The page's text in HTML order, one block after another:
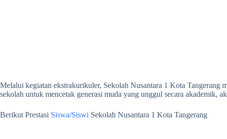
Melalui kegiatan ekstrakurikuler, Sekolah Nusantara 1 Kota Tangerang
sekolah untuk mencetak generasi muda yang unggul secara akademik,
Berikut Prestasi Siswa/Siswi Sekolah Nusantara 1 Kota Tangerang